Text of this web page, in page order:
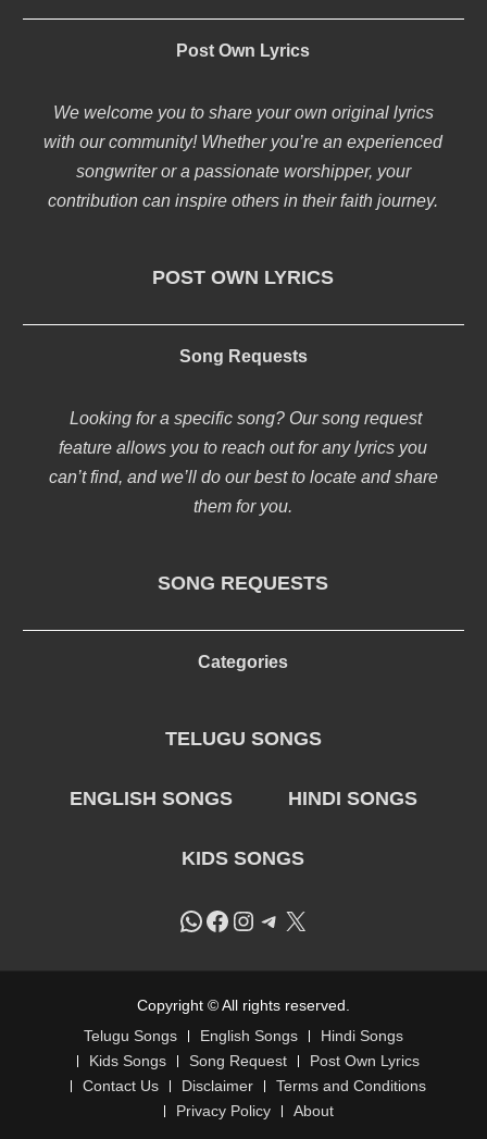
Post Own Lyrics
We welcome you to share your own original lyrics
with our community! Whether you’re an experienced
songwriter or a passionate worshipper, your
contribution can inspire others in their faith journey.
POST OWN LYRICS
Song Requests
Looking for a specific song? Our song request
feature allows you to reach out for any lyrics you
can’t find, and we’ll do our best to locate and share
them for you.
SONG REQUESTS
Categories
TELUGU SONGS
ENGLISH SONGS HINDI SONGS
KIDS SONGS
WhatsApp
Facebook
Instagram
Telegram
X
Copyright © All rights reserved.
Telugu Songs
English Songs
Hindi Songs
Kids Songs
Song Request
Post Own Lyrics
Contact Us
Disclaimer
Terms and Conditions
Privacy Policy
About